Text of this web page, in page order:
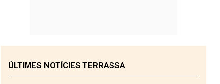
ÚLTIMES NOTÍCIES TERRASSA